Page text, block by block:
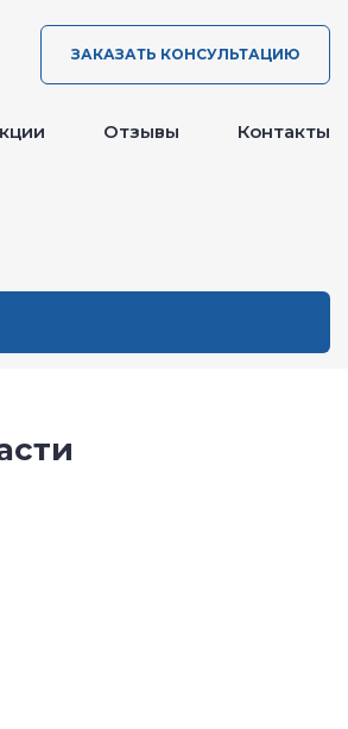
ЗАКАЗАТЬ КОНСУЛЬТАЦИЮ
Отзывы Контакты